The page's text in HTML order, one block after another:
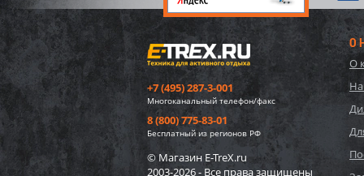
15/20
30
2
+7 (495) 287-3-001
Многоканальный телефон/факс
8 (800) 775-83-01
Бесплатный из регионов РФ
© Магазин E-TreX.ru
2003-2026 - Все права защищены
О
О